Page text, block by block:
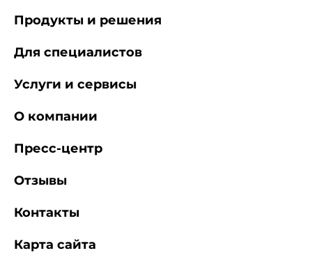
Продукты и решения
Для специалистов
Услуги и сервисы
О компании
Пресс-центр
Отзывы
Контакты
Карта сайта